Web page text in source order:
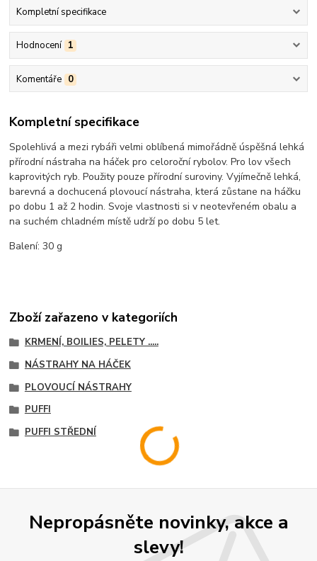
Kompletní specifikace
Hodnocení 1
Komentáře 0
Kompletní specifikace
Spolehlivá a mezi rybáři velmi oblíbená mimořádně úspěšná lehká
přírodní nástraha na háček pro celoroční rybolov. Pro lov všech
kaprovitých ryb. Použity pouze přírodní suroviny. Vyjímečně lehká,
barevná a dochucená plovoucí nástraha, která zůstane na háčku
po dobu 1 až 2 hodin. Svoje vlastnosti si v neotevřeném obalu a
na suchém chladném místě udrží po dobu 5 let.
Balení: 30 g
Zboží zařazeno v kategoriích
KRMENÍ, BOILIES, PELETY .....
NÁSTRAHY NA HÁČEK
PLOVOUCÍ NÁSTRAHY
PUFFI
PUFFI STŘEDNÍ
Nepropásněte novinky, akce a
slevy!